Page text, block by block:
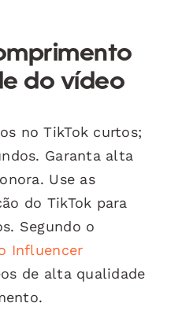
do vídeo
no TikTok curtos;
Garanta alta
Use as
do TikTok para
Segundo o
Influencer
de alta qualidade